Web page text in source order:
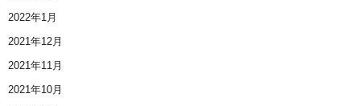
2022年1月
2021年12月
2021年11月
2021年10月